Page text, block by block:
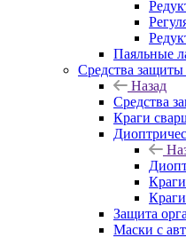
Паяльные
Средства защиты
Назад
Средства
Краги
Защита
Маски с